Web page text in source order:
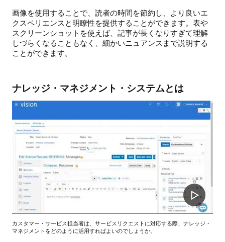
画像を使用することで、読者の時間を節約し、より良いエ
クスペリエンスと明瞭性を提供することができます。表や
スクリーンショットを使えば、記事が長くなりすぎて理解
しづらくなることもなく、細かいニュアンスまで説明する
ことができます。
ナレッジ・マネジメント・システムとは
カスタマー・サービス担当者は、サービスリクエストに対応する際、ナレッジ・
マネジメントをどのように活用すればよいのでしょうか。